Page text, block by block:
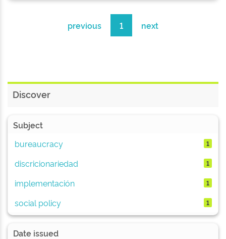
previous 1 next
Discover
Subject
bureaucracy
1
discricionariedad 1
implementación 1
social policy 1
Date issued